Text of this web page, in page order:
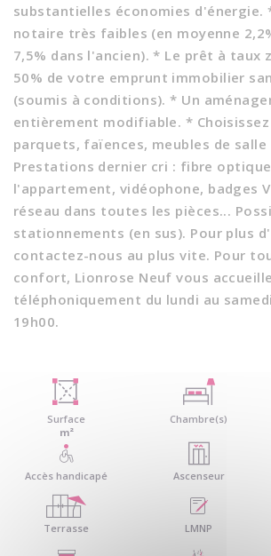
substantielles économies d'énergie.
notaire très faibles (en moyenne
7,5% dans l'ancien). * Le prêt à taux
50% de votre emprunt immobilier
(soumis à conditions). * Un
entièrement modifiable. *
parquets, faïences, meubles de salle
Prestations dernier cri : fibre
l'appartement, vidéophone, badges
réseau dans toutes les pièces...
stationnements (en sus). Pour plus
contactez-nous au plus vite. Pour
confort, Lionrose Neuf vous accueille
téléphoniquement du lundi au
19h00.
Surface
m²
Chambre(s)
Accès handicapé Ascenseur
Terrasse LMNP